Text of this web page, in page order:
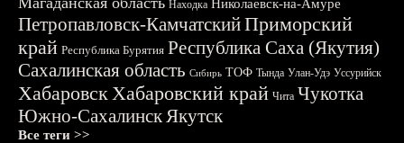
Находка Николаевск-на-Амуре
Петропавловск-КамчатскийПриморский
край Республика Бурятия Республика Саха (Якутия)
Сахалинская область Сибирь ТОФ Тында Улан-Удэ Уссурийск
ХабаровскХабаровский край Чита Чукотка
Южно-СахалинскЯкутск
Все теги >>